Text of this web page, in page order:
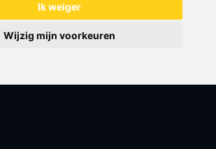
Ik weiger
Wijzig mijn voorkeuren